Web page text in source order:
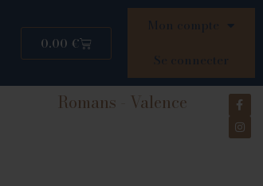
0.00 €
Mon compte
Se connecter
Romans - Valence